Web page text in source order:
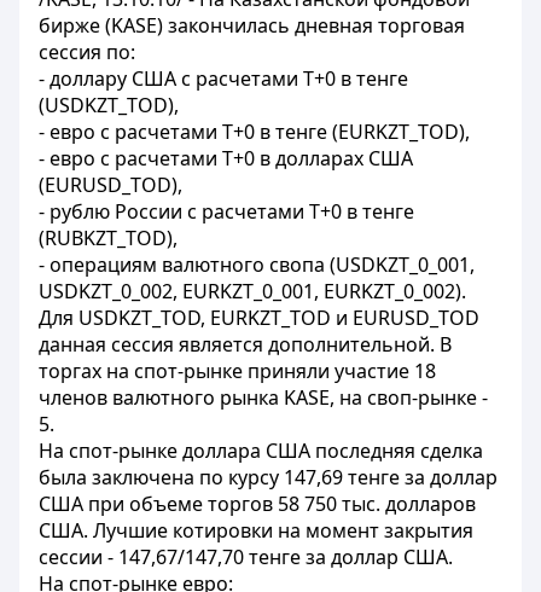
бирже (KASE) закончилась дневная торговая
сессия по:
- доллару США с расчетами Т+0 в тенге
(USDKZT_TOD),
- евро с расчетами Т+0 в тенге (EURKZT_TOD),
- евро с расчетами Т+0 в долларах США
(EURUSD_TOD),
- рублю России с расчетами T+0 в тенге
(RUBKZT_TOD),
- операциям валютного свопа (USDKZT_0_001,
USDKZT_0_002, EURKZT_0_001, EURKZT_0_002).
Для USDKZT_TOD, EURKZT_TOD и EURUSD_TOD
данная сессия является дополнительной. В
торгах на спот-рынке приняли участие 18
членов валютного рынка KASE, на своп-рынке -
5.
На спот-рынке доллара США последняя сделка
была заключена по курсу 147,69 тенге за доллар
США при объеме торгов 58 750 тыс. долларов
США. Лучшие котировки на момент закрытия
сессии - 147,67/147,70 тенге за доллар США.
На спот-рынке евро: